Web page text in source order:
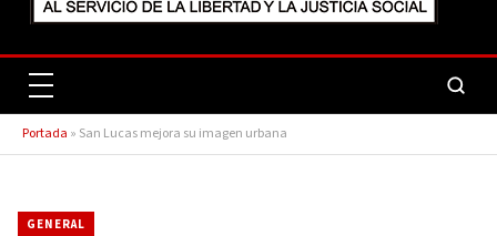
Portada » San Lucas mejora su imagen urbana
GENERAL